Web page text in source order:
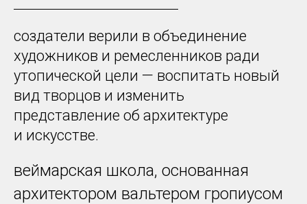
создатели верили в объединение
художников и ремесленников ради
утопической цели — воспитать новый
вид творцов и изменить
представление об архитектуре
и искусстве.
веймарская школа, основанная
архитектором вальтером гропиусом